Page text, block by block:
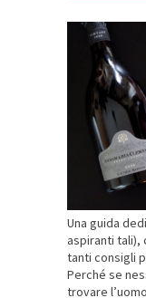
Una guida
aspiranti tali),
tanti consigli
Perché se
trovare